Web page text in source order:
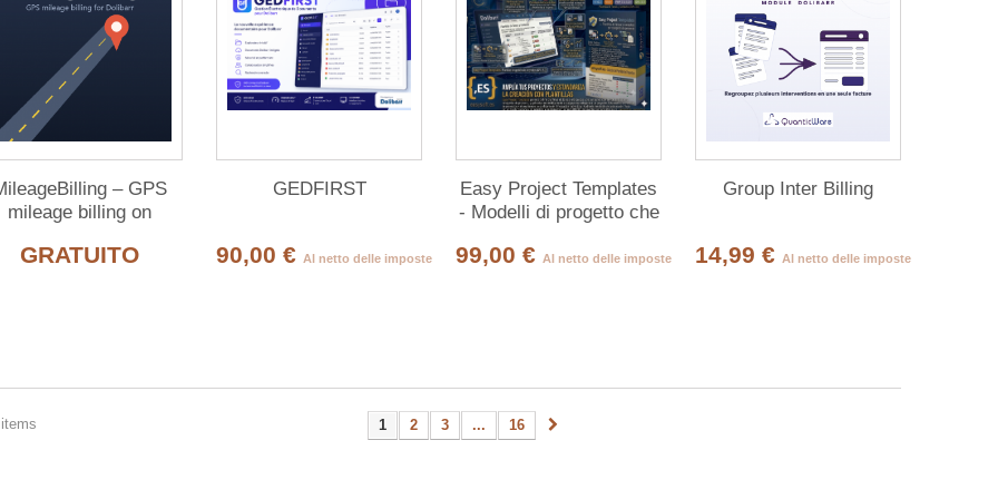
– GPS
mileage billing on
GRATUITO
GEDFIRST
90,00 € Al netto delle imposte
Easy Project Templates
- Modelli di progetto che
99,00 € Al netto delle imposte
Group Inter Billing
14,99 € Al netto delle imposte
1 2 3 ... 16